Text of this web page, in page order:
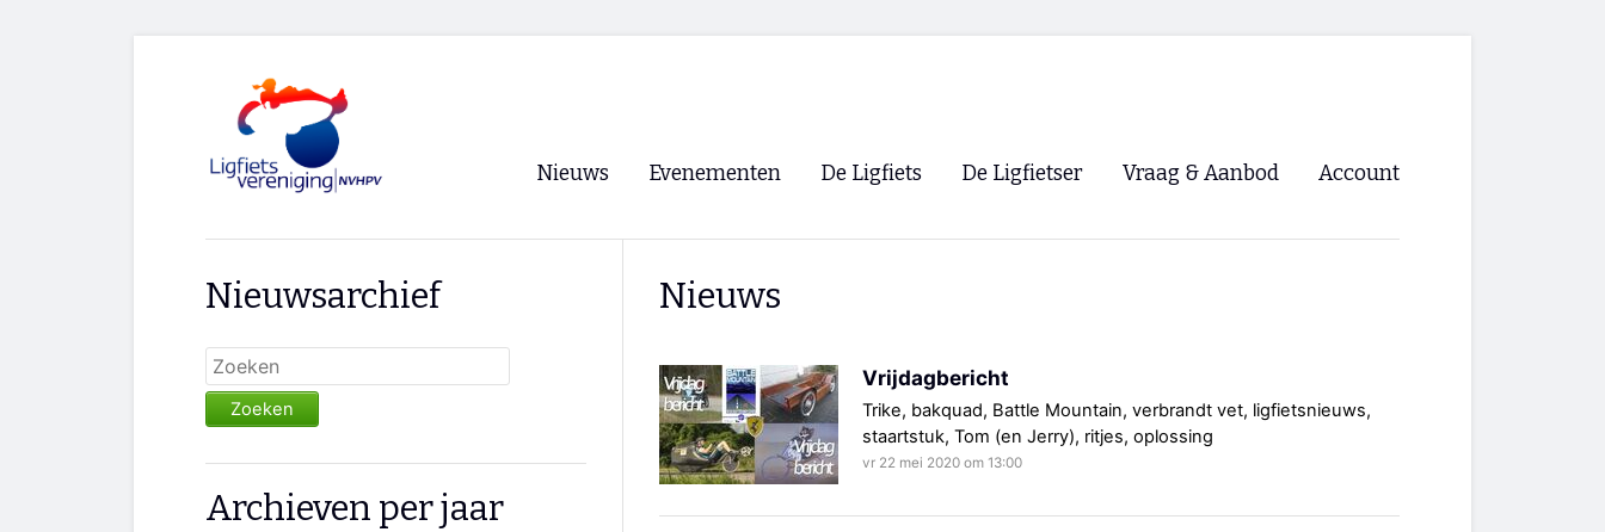
Nieuws Evenementen
Paastreffen
CycleVision
De Ligfiets De Ligfietser
Lokale Fietsverenigingen
EHPVA & EuSupino 🡺
Vraag & Aanbod Account
Nieuws
Vrijdagbericht
Trike, bakquad, Battle Mountain, verbrandt vet, ligfietsnieuws,
staartstuk, Tom (en Jerry), ritjes, oplossing
vr 22 mei 2020 om 13:00
Nieuwsarchief
Zoeken
Archieven per jaar